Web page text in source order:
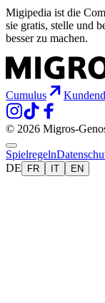
Migipedia ist die
sie gratis, stelle und
besser zu machen.
Cumulus
© 2026 Migros-
Spielregeln
DE
FR IT EN